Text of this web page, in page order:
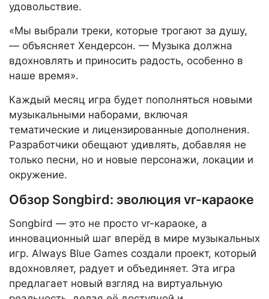
удовольствие.
«Мы выбрали треки, которые трогают за душу,
— объясняет Хендерсон. — Музыка должна
вдохновлять и приносить радость, особенно в
наше время».
Каждый месяц игра будет пополняться новыми
музыкальными наборами, включая
тематические и лицензированные дополнения.
Разработчики обещают удивлять, добавляя не
только песни, но и новые персонажи, локации и
окружение.
Обзор Songbird: эволюция vr-караоке
Songbird — это не просто vr-караоке, а
инновационный шаг вперёд в мире музыкальных
игр. Always Blue Games создали проект, который
вдохновляет, радует и объединяет. Эта игра
предлагает новый взгляд на виртуальную